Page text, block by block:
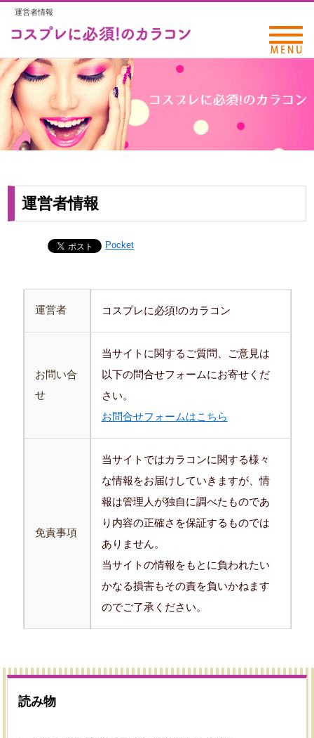
運営者情報
運営者情報
Pocket
運営者 コスプレに必須!のカラコン
お問い合
せ
当サイトに関するご質問、ご意見は
以下の問合せフォームにお寄せくだ
さい。
お問合せフォームはこちら
免責事項
当サイトではカラコンに関する様々
な情報をお届けしていきますが、情
報は管理人が独自に調べたものであ
り内容の正確さを保証するものでは
ありません。
当サイトの情報をもとに負われたい
かなる損害もその責を負いかねます
のでご了承ください。
読み物